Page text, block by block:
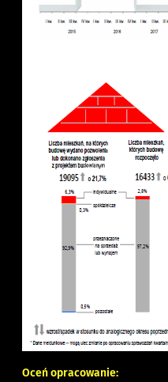
Oceń opracowanie: